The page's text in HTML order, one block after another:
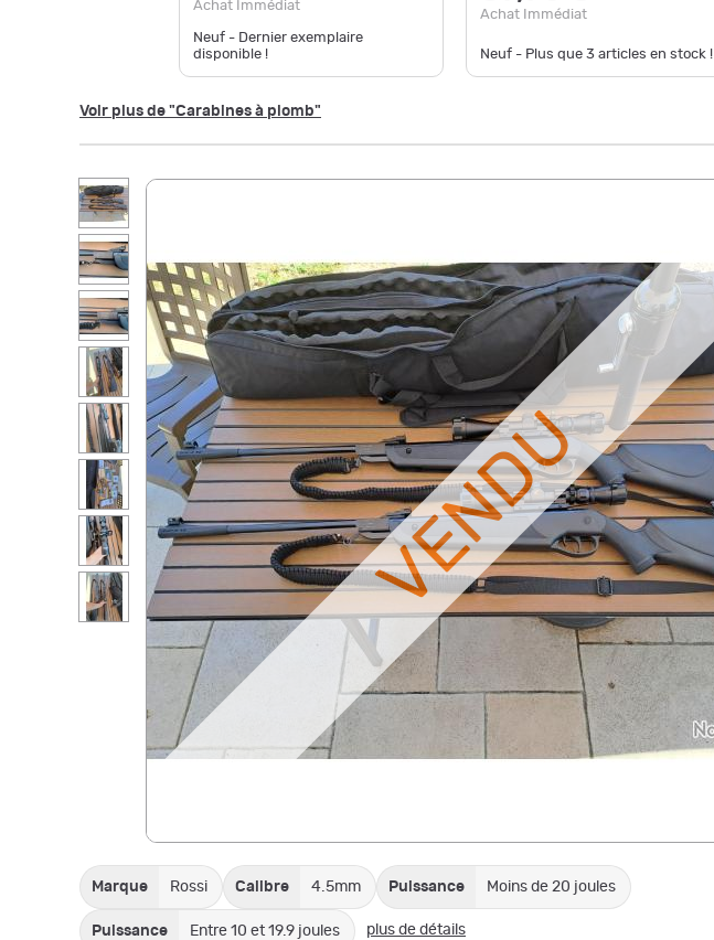
Achat Immédiat
Neuf - Dernier exemplaire
disponible !
Achat Immédiat
Neuf - Plus que 3 articles en stock !
Voir plus de "Carabines à plomb"
VENDU
Marque Rossi Calibre 4.5mm Puissance Moins de 20 joules
Puissance Entre 10 et 19.9 joules plus de détails